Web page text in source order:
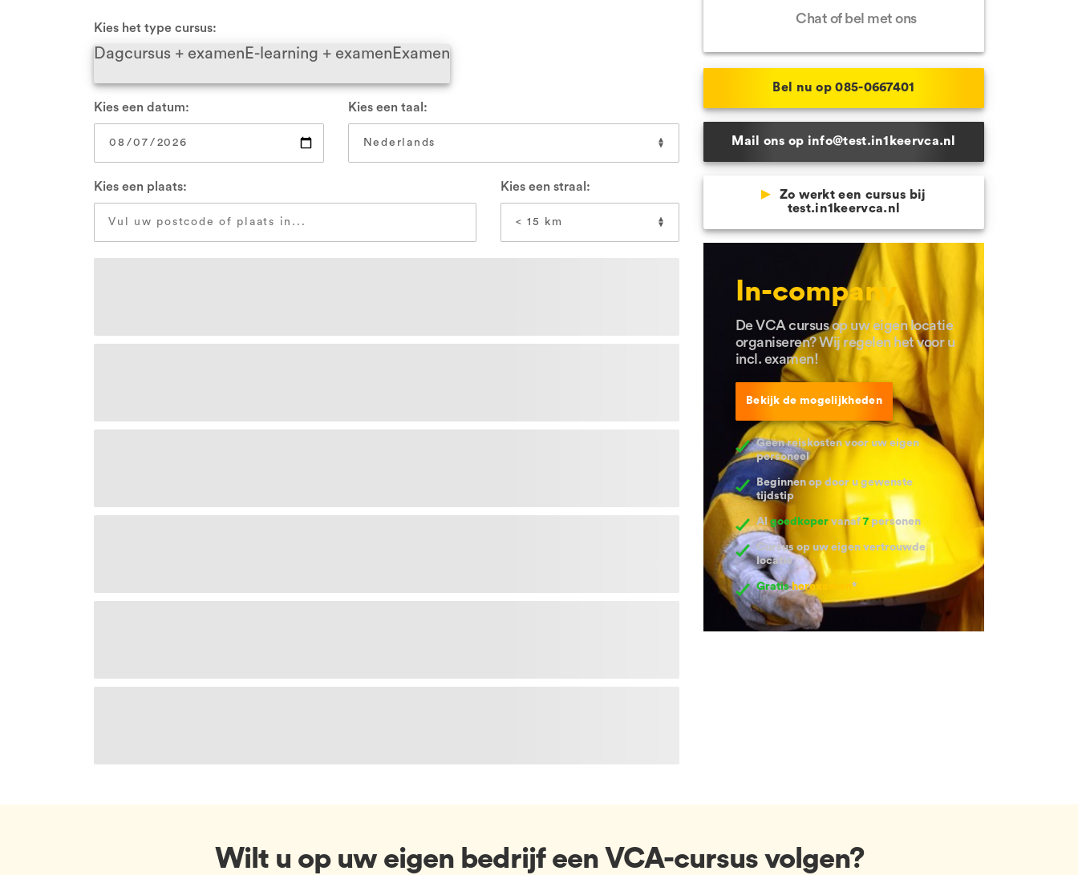
VCA Zwolle
VCA Schijndel
Alle locaties
Kies het type cursus:
Dagcursus + examen E-learning + examen Examen
Kies een datum: Kies een taal:
Kies een plaats: Kies een straal:
Chat of bel met ons
Bel nu op 085-0667401
Mail ons op info@test.in1keervca.nl
Zo werkt een cursus bij
test.in1keervca.nl
In-company
De VCA cursus op uw eigen locatie
organiseren? Wij regelen het voor u
incl. examen!
Bekijk de mogelijkheden
Geen reiskosten voor uw eigen
personeel
Beginnen op door u gewenste
tijdstip
Algoedkopervanaf7personen
Cursus op uw eigen vertrouwde
locatie
Gratis herexamen *
Wilt u op uw eigen bedrijf een VCA-cursus volgen?